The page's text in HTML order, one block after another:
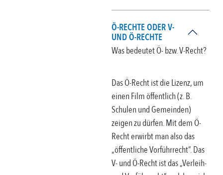
Ö-RECHTE ODER V-
UND Ö-RECHTE
Was bedeutet Ö- bzw. V-Recht?
Das Ö-Recht ist die Lizenz, um
einen Film öffentlich (z. B.
Schulen und Gemeinden)
zeigen zu dürfen. Mit dem Ö-
Recht erwirbt man also das
„öffentliche Vorführrecht”. Das
V- und Ö-Recht ist das „Verleih-